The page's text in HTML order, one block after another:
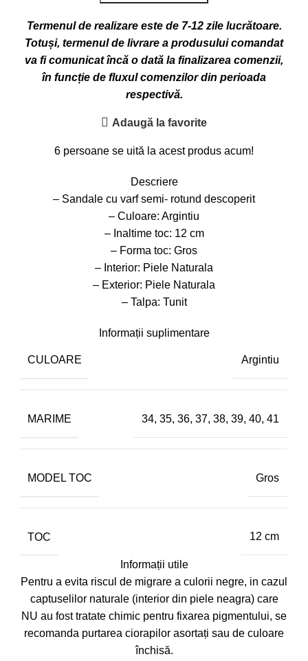
Termenul de realizare este de 7-12 zile lucrătoare.
Totuși, termenul de livrare a produsului comandat
va fi comunicat încă o dată la finalizarea comenzii,
în funcție de fluxul comenzilor din perioada
respectivă.
Adaugă la favorite
6 persoane se uită la acest produs acum!
Descriere
– Sandale cu varf semi- rotund descoperit
– Culoare: Argintiu
– Inaltime toc: 12 cm
– Forma toc: Gros
– Interior: Piele Naturala
– Exterior: Piele Naturala
– Talpa: Tunit
Informații suplimentare
CULOARE Argintiu
MARIME 34, 35, 36, 37, 38, 39, 40, 41
MODEL TOC Gros
TOC 12 cm
Informații utile
Pentru a evita riscul de migrare a culorii negre, in cazul
captuselilor naturale (interior din piele neagra) care
NU au fost tratate chimic pentru fixarea pigmentului, se
recomanda purtarea ciorapilor asortați sau de culoare
închisă.